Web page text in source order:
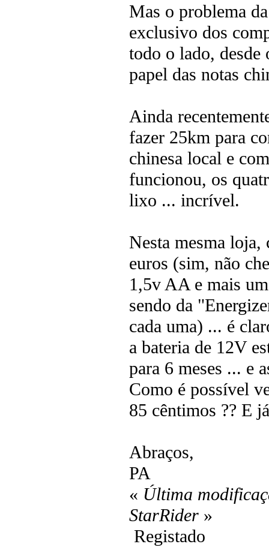
Mas o problema
exclusivo dos
todo o lado, desde
papel das notas
Ainda
fazer 25km para
chinesa local e
funcionou, os
lixo ... incrível.
Nesta mesma
euros (sim, não
1,5v AA e mais
sendo da
cada uma) ... é
a bateria de 12V
para 6 meses ... e
Como é possível
85 cêntimos ?? E
Abraços,
PA
« Última
StarRider »
Registado